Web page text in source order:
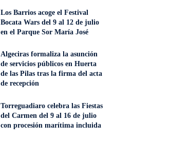
Los Barrios acoge el Festival
Bocata Wars del 9 al 12 de julio
en el Parque Sor María José
Algeciras formaliza la asunción
de servicios públicos en Huerta
de las Pilas tras la firma del acta
de recepción
Torreguadiaro celebra las Fiestas
del Carmen del 9 al 16 de julio
con procesión marítima incluida